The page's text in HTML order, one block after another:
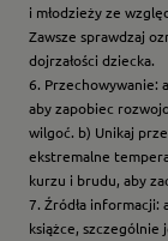
i młodzieży ze
Zawsze sprawdzaj
dojrzałości dziecka.
6. Przechowywanie:
aby zapobiec
wilgoć. b) Unikaj
ekstremalne
kurzu i brudu, aby
7. Źródła informacji:
książce,